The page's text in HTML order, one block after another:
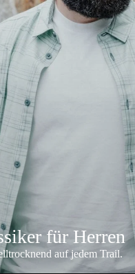
für Herren
auf jedem Trail.